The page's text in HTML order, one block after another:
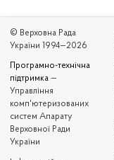
© Верховна Рада
України 1994—2026
Програмно-технічна
підтримка —
Управління
комп'ютеризованих
систем Апарату
Верховної Ради
України